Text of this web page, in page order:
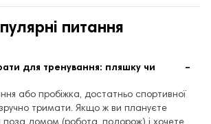
питання
для тренування: пляшку чи
або пробіжка, достатньо спортивної
тримати. Якщо ж ви плануєте